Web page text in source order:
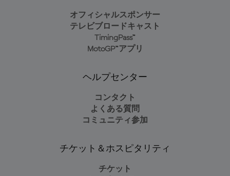
オフィシャルスポンサー
テレビブロードキャスト
TimingPass™
MotoGP™アプリ
ヘルプセンター
コンタクト
よくある質問
コミュニティ参加
チケット＆ホスピタリティ
チケット